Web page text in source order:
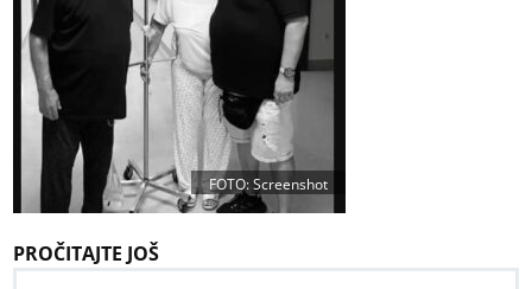
FOTO: Screenshot
PROČITAJTE JOŠ